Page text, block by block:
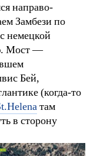
направо-
Замбези по
немецкой
Мост —
Бей,
(когда-то
там
в сторону